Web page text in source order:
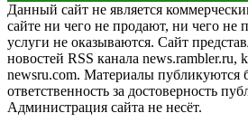
Данный сайт не является
сайте ни чего не продают, ни чего не
услуги не оказываются. Сайт
новостей RSS канала news.rambler.ru,
newsru.com. Материалы публикуются
ответственность за достоверность
Администрация сайта не несёт.